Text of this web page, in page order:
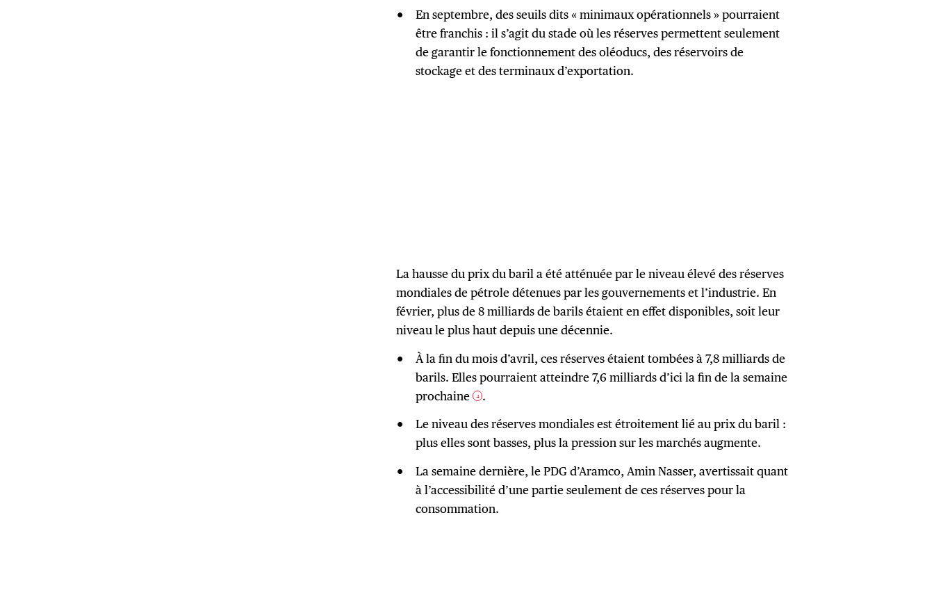
En septembre, des seuils dits « minimaux opérationnels » pourraient
être franchis : il s’agit du stade où les réserves permettent seulement
de garantir le fonctionnement des oléoducs, des réservoirs de
stockage et des terminaux d’exportation.
La hausse du prix du baril a été atténuée par le niveau élevé des réserves
mondiales de pétrole détenues par les gouvernements et l’industrie. En
février, plus de 8 milliards de barils étaient en effet disponibles, soit leur
niveau le plus haut depuis une décennie.
À la fin du mois d’avril, ces réserves étaient tombées à 7,8 milliards de
barils. Elles pourraient atteindre 7,6 milliards d’ici la fin de la semaine
prochaine 4 .
Le niveau des réserves mondiales est étroitement lié au prix du baril :
plus elles sont basses, plus la pression sur les marchés augmente.
La semaine dernière, le PDG d’Aramco, Amin Nasser, avertissait quant
à l’accessibilité d’une partie seulement de ces réserves pour la
consommation.